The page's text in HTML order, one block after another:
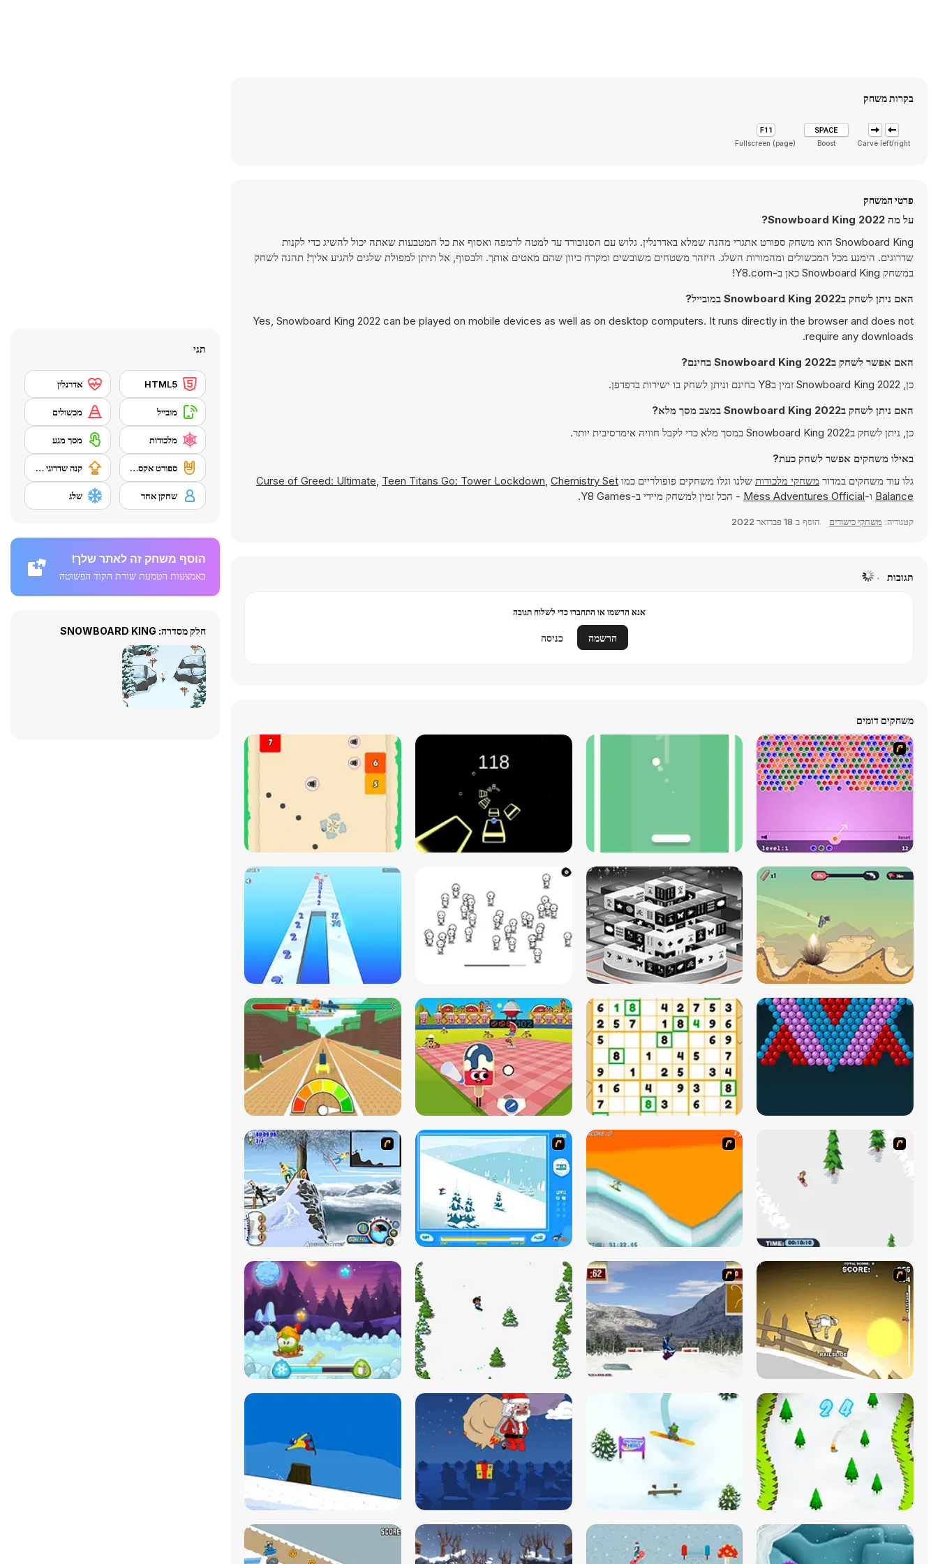
בקרות משחק
Carve left/right
Boost
Fullscreen (page)
פרטי המשחק
על מה Snowboard King 2022?
Snowboard King הוא משחק ספורט אתגרי מהנה שמלא באדרנלין. גלוש עם הסנובורד עד למטה לרמפה ואסוף את כל המטבעות שאתה יכול להשיג כדי לקנות
שדרוגים. הימנע מכל המכשולים ומהמורות השלג. היזהר משטחים משובשים ומקרח כיוון שהם מאטים אותך. ולבסוף, אל תיתן למפולת שלגים להגיע אליך! תהנה לשחק
במשחק Snowboard King כאן ב-Y8.com!
האם ניתן לשחק בSnowboard King 2022 במובייל?
Yes, Snowboard King 2022 can be played on mobile devices as well as on desktop computers. It runs directly in the browser and does not
require any downloads.
האם אפשר לשחק בSnowboard King 2022 בחינם?
כן, Snowboard King 2022 זמין בY8 בחינם וניתן לשחק בו ישירות בדפדפן.
האם ניתן לשחק בSnowboard King 2022 במצב מסך מלא?
כן, ניתן לשחק בSnowboard King 2022 במסך מלא כדי לקבל חוויה אימרסיבית יותר.
באילו משחקים אפשר לשחק כעת?
גלו עוד משחקים במדור משחקי מלכודות שלנו וגלו משחקים פופולריים כמו Curse of Greed: Ultimate, Teen Titans Go: Tower Lockdown, Chemistry Set
Balance ו-Mess Adventures Official - הכל זמין למשחק מיידי ב-Y8 Games.
קטגוריה: משחקי כישורים הוסף ב 18 פברואר 2022
תגובות
אנא הרשמו או התחברו כדי לשלוח תגובה
הרשמה כניסה
משחקים דומים
תגי
HTML5 אדרנלין
מובייל מכשולים
מלכודות מסך מגע
ספורט אקסטרים קנה שדרוגי ציוד
שחקן אחד שלג
הוסף משחק זה לאתר שלך!
באמצעות הטמעת שורת הקוד הפשוטה
חלק מסדרה: SNOWBOARD KING